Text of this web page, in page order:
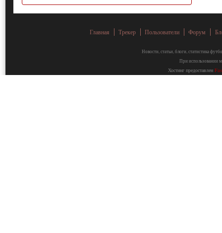
Главная Трекер Пользователи Форум
Новости, статьи, блоги, статистика
При использовании
Хостинг предоставлен